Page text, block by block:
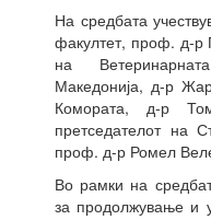
На средбата
факултет, проф. д-р
на
Македонија, д-р
Комората, д-р
претседателот на
проф. д-р Ромел
Во рамки на
за продолжување и